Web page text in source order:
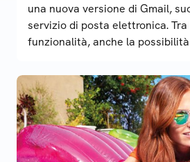
una nuova versione di Gmail,
servizio di posta elettronica. Tra
funzionalità, anche la